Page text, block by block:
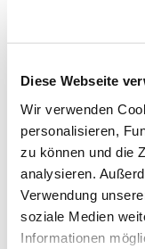
Diese Webseite
Wir verwenden
personalisieren,
zu können und die
analysieren.
Verwendung
soziale Medien
Informationen
gesamter Thread:
Spendenaktionen
07.07.2026,
07.07.2026,